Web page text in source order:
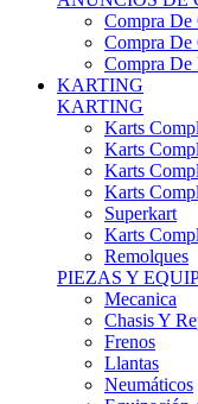
Compra De
Compra De
Compra De
KARTING
KARTING
Karts
Karts
Karts
Karts
Superkart
Karts
Remolques
PIEZAS Y
Mecanica
Chasis Y
Frenos
Llantas
Neumáticos